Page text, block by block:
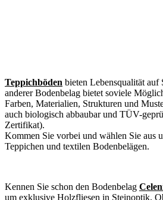
Teppichböden bieten Lebensqualität
anderer Bodenbelag bietet soviele
Farben, Materialien, Strukturen und
auch biologisch abbaubar und TÜV-
Zertifikat).
Kommen Sie vorbei und wählen Sie aus
Teppichen und textilen Bodenbelägen.
Kennen Sie schon den Bodenbelag
um exklusive Holzfliesen in Steinoptik.